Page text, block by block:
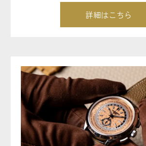
詳細はこちら